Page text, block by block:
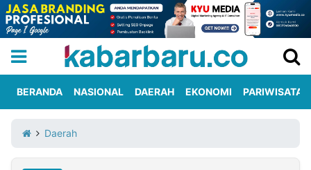
Iklan
Berita
Kami
BERANDA NASIONAL DAERAH EKONOMI PARIWISATA
Daerah